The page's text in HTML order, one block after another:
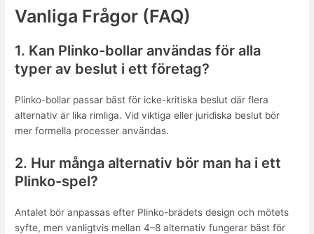
Vanliga Frågor (FAQ)
1. Kan Plinko-bollar användas för alla
typer av beslut i ett företag?
Plinko-bollar passar bäst för icke-kritiska beslut där flera
alternativ är lika rimliga. Vid viktiga eller juridiska beslut bör
mer formella processer användas.
2. Hur många alternativ bör man ha i ett
Plinko-spel?
Antalet bör anpassas efter Plinko-brädets design och mötets
syfte, men vanligtvis mellan 4–8 alternativ fungerar bäst för